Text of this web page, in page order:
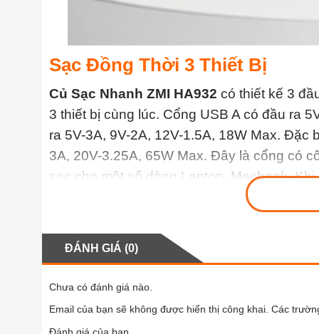
Sạc Đồng Thời 3 Thiết Bị
Củ Sạc Nhanh ZMI HA932 có thiết kế 3
3 thiết bị cùng lúc. Cổng USB A có đầu ra
ra 5V-3A, 9V-2A, 12V-1.5A, 18W Max. Đặc
3A, 20V-3.25A, 65W Max. Đây là cổng có
sạc cho một số dòng Laptop, Macbook.
45W Max, 20W chia đều cho 2 cổng còn lại.
ĐÁNH GIÁ (0)
Chưa có đánh giá nào.
Email của bạn sẽ không được hiển thị công khai. Các
Đánh giá của bạn